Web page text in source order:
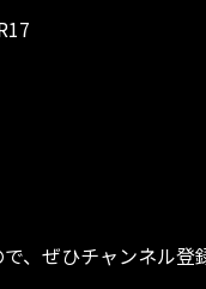
、ぜひチャンネル登